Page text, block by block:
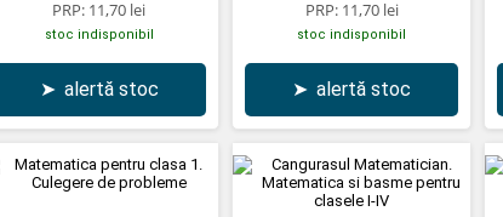
PRP: 11,70 lei
stoc indisponibil
➤ alertă stoc
PRP: 11,70 lei
stoc indisponibil
➤ alertă stoc